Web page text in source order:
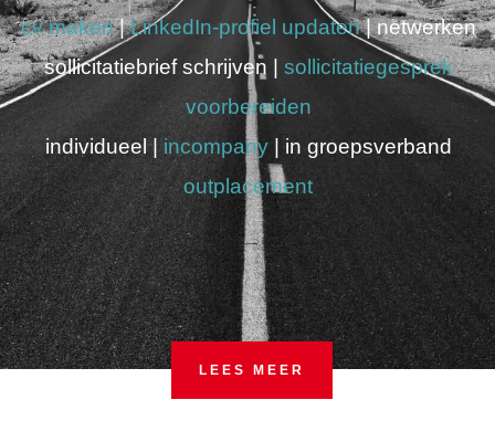
cv maken|LinkedIn-profiel updaten| netwerken
sollicitatiebrief schrijven | sollicitatiegesprek
voorbereiden
individueel |incompany| in groepsverband
outplacement
LEES MEER